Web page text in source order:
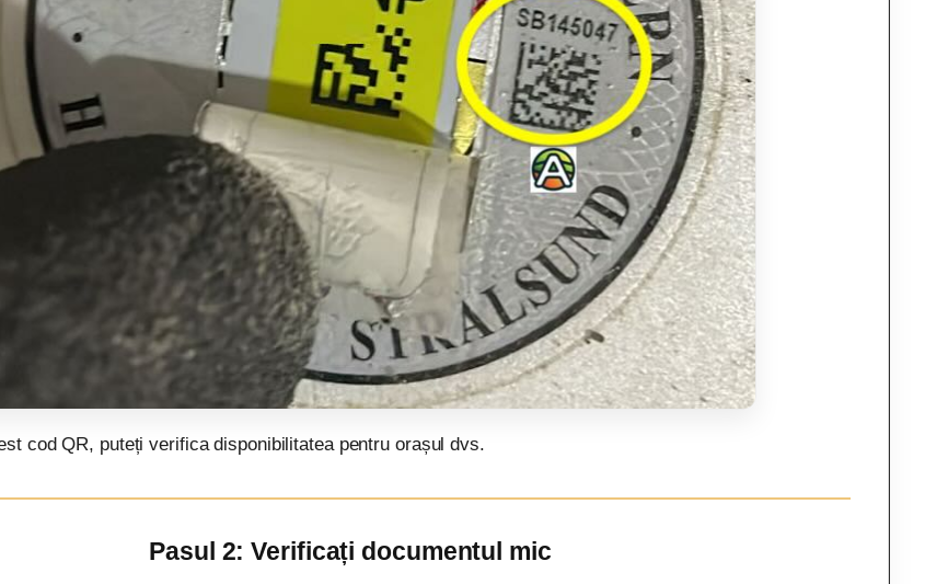
cod QR, puteți verifica disponibilitatea pentru orașul dvs.
Pasul 2: Verificați documentul mic